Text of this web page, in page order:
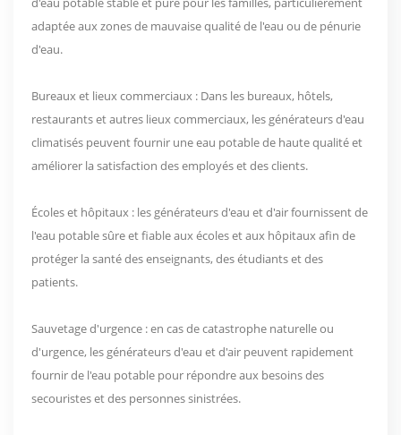
adaptée aux zones de mauvaise qualité de l'eau ou de pénurie
d'eau.
Bureaux et lieux commerciaux : Dans les bureaux, hôtels,
restaurants et autres lieux commerciaux, les générateurs d'eau
climatisés peuvent fournir une eau potable de haute qualité et
améliorer la satisfaction des employés et des clients.
Écoles et hôpitaux : les générateurs d'eau et d'air fournissent de
l'eau potable sûre et fiable aux écoles et aux hôpitaux afin de
protéger la santé des enseignants, des étudiants et des
patients.
Sauvetage d'urgence : en cas de catastrophe naturelle ou
d'urgence, les générateurs d'eau et d'air peuvent rapidement
fournir de l'eau potable pour répondre aux besoins des
secouristes et des personnes sinistrées.